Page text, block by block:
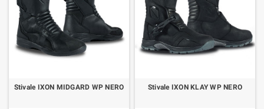
Stivale IXON MIDGARD WP NERO Stivale IXON KLAY WP NERO